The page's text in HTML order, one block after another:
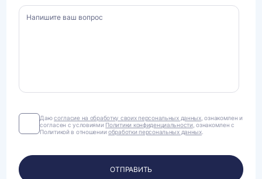
Даю
согласие
на
своих
персональных
данных.
Даюсогласие на обработку своих персональных данных, ознакомлен и
согласен с условиями Политики конфиденциальности , ознакомлен с
Политикой в отношенииобработки персональных данных.
ОТПРАВИТЬ